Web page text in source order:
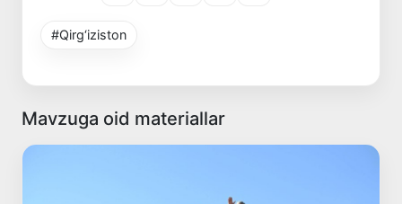
#Qirg‘iziston
Mavzuga oid materiallar